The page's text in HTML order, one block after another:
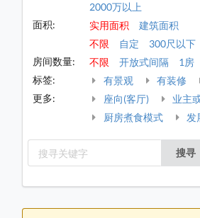
2000万以上
面积:
实用面积
建筑面积
不限
自定 300尺以下
房间数量:
不限 开放式间隔 1房
标签:
有景观 有装修
更多:
座向(客厅) 业主
厨房煮食模式
发
搜寻